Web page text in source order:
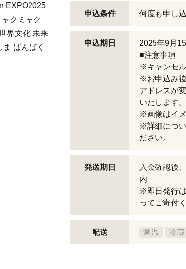
EXPO2025
クミャク
界文化 未来
ばんぱく
申込条件 何度も申し
申込期日
2025年9月
■注意事項
※キャンセル
※お申込み
アドレスが
いたします。
※画像はイメ
※詳細につ
ださい。
発送期日
入金確認後
内
※即日発行
ってご寄付
配送 常温 冷蔵